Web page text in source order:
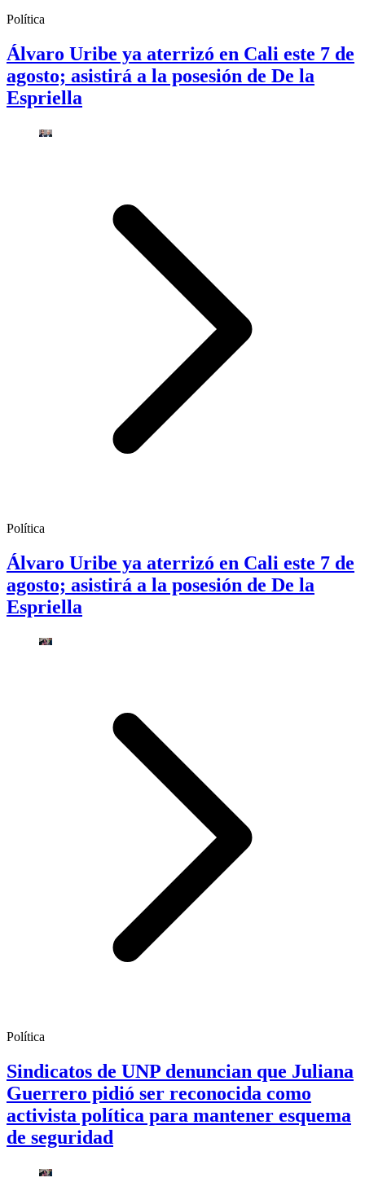
Política
Álvaro Uribe ya aterrizó en Cali este 7 de
agosto; asistirá a la posesión de De la
Espriella
Política
Álvaro Uribe ya aterrizó en Cali este 7 de
agosto; asistirá a la posesión de De la
Espriella
Política
Sindicatos de UNP denuncian que Juliana
Guerrero pidió ser reconocida como
activista política para mantener esquema
de seguridad